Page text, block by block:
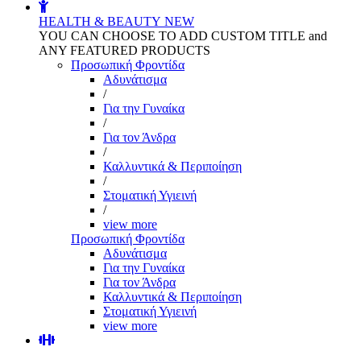
HEALTH & BEAUTY NEW
YOU CAN CHOOSE TO ADD CUSTOM TITLE and
ANY FEATURED PRODUCTS
Προσωπική Φροντίδα
Αδυνάτισμα
/
Για την Γυναίκα
/
Για τον Άνδρα
/
Καλλυντικά & Περιποίηση
/
Στοματική Υγιεινή
/
view more
Προσωπική Φροντίδα
Αδυνάτισμα
Για την Γυναίκα
Για τον Άνδρα
Καλλυντικά & Περιποίηση
Στοματική Υγιεινή
view more